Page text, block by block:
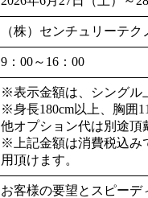
（株）センチュリーテ
9：00～16：00
※表示金額は、シングル
※身長180cm以上、胸囲
他オプション代は別途頂
※上記金額は消費税込み
用頂けます。
お客様の要望とスピーデ